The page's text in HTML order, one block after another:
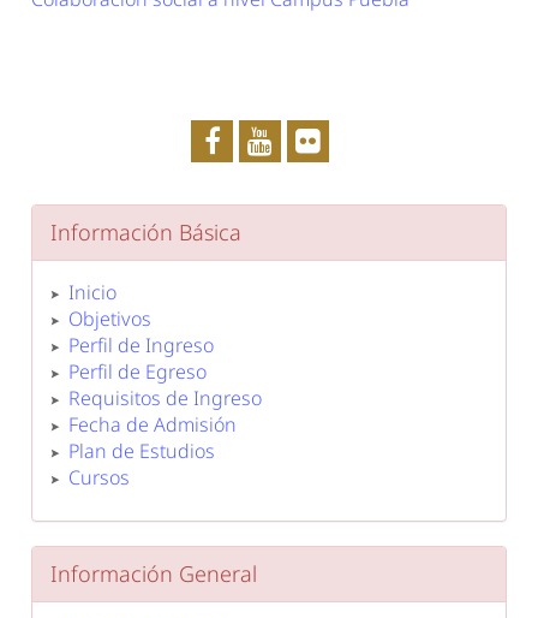
Información Básica
Inicio
Objetivos
Perfil de Ingreso
Perfil de Egreso
Requisitos de Ingreso
Fecha de Admisión
Plan de Estudios
Cursos
Información General